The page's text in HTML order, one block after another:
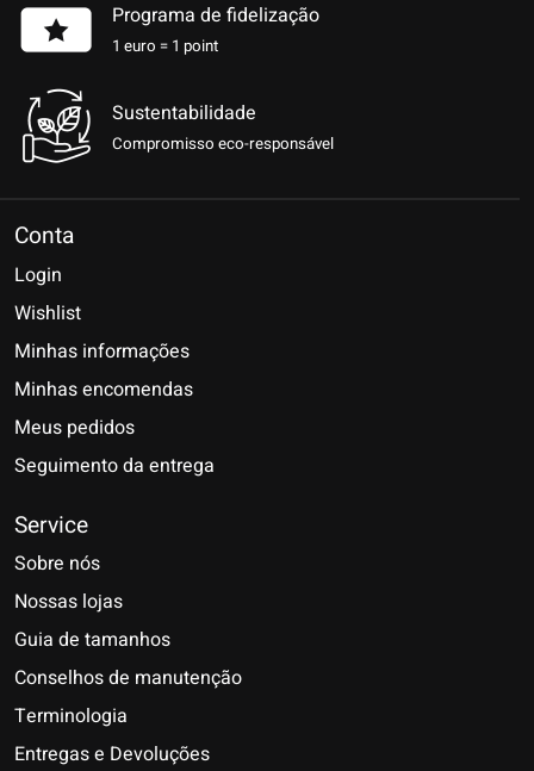
Programa de fidelização
1 euro = 1 point
Sustentabilidade
Compromisso eco-responsável
Conta
Login
Wishlist
Minhas informações
Minhas encomendas
Meus pedidos
Seguimento da entrega
Service
Sobre nós
Nossas lojas
Guia de tamanhos
Conselhos de manutenção
Terminologia
Entregas e Devoluções